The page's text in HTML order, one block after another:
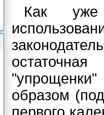
Как уже
образом